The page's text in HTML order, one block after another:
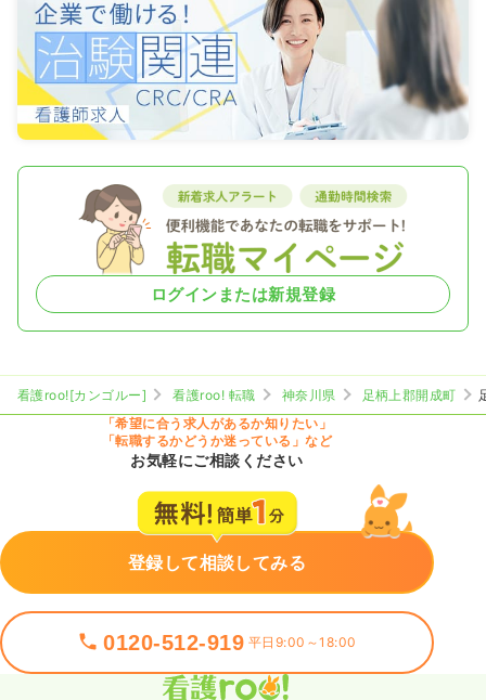
ログインまたは新規登録
看護roo![カンゴルー] 看護roo! 転職 神奈川県 足柄上郡開成町
「希望に合う求人があるか知りたい」
「転職するかどうか迷っている」など
お気軽にご相談ください
登録して相談してみる
0120-512-919 平日9:00～18:00